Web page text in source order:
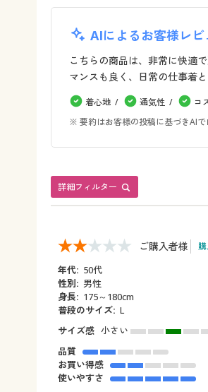
AIによるお客様レビ
こちらの商品は、非常に快適
マンスも良く、日常の仕事着
着心地 通気性 コ
※ 要約はお客様の投稿に基づきAIで
詳細フィルター
ご購入者様
年代: 50代
性別: 男性
身長: 175～180cm
普段のサイズ: L
サイズ感 小さい
品質
お買い得感
使いやすさ